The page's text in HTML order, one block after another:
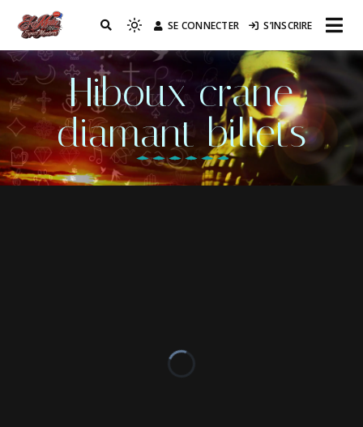
Réseau EL MATA
SE CONNECTER S’INSCRIRE
Hiboux crane
diamant billets